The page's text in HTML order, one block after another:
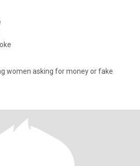
women asking for money or fake